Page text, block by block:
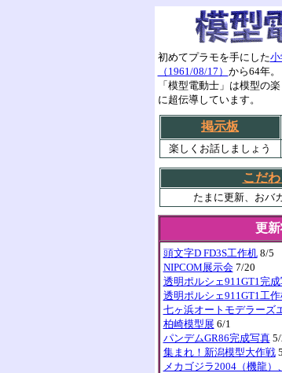
初めてプラモを手にした小
（1961/08/17） から64年。
「模型電動士」は模型の
に超伝導しています。
掲示板
楽しくお話しましょう
こだ
たまに更新、おバ
更
頭文字D FD3S工作机8/5
NIPCOM展示会7/20
透明ポルシェ911GT1完
透明ポルシェ911GT1工
七ヶ浜オートモデラーズ
柏崎模型展 6/1
パンデムGR86完成写真5/
集まれ！新潟模型大作戦
メカゴジラ2004（機龍）